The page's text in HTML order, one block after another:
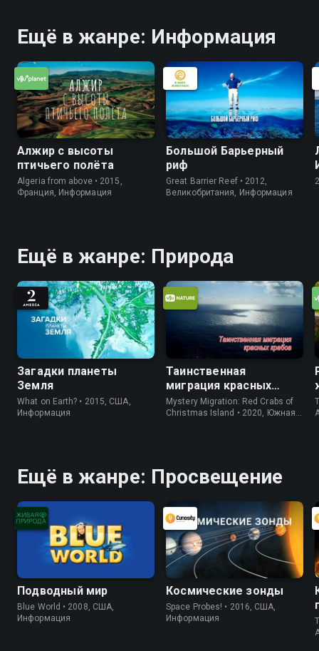
Ещё в жанре: Информация
Алжир с высоты
птичьего полёта
Algeria from above • 2015,
Франция, Информация
Большой Барьерный
риф
Great Barrier Reef • 2012,
Великобритания, Информация
Ещё в жанре: Природа
Загадки планеты
Земля
What on Earth? • 2015, США,
Информация
Таинственная
миграция красных
крабов
Mystery Migration: Red Crabs of
Christmas Island • 2020, Южная
Ещё в жанре: Просвещение
Подводный мир
Blue World • 2008, США,
Информация
Космические зонды
Space Probes! • 2016, США,
Информация